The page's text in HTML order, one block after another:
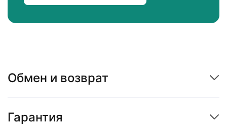
Обмен и возврат
Гарантия